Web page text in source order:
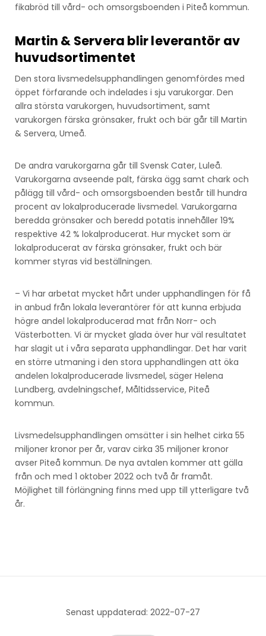
fikabröd till vård- och omsorgsboenden i Piteå kommun.
Martin & Servera blir leverantör av
huvudsortimentet
Den stora livsmedelsupphandlingen genomfördes med
öppet förfarande och indelades i sju varukorgar. Den
allra största varukorgen, huvudsortiment, samt
varukorgen färska grönsaker, frukt och bär går till Martin
& Servera, Umeå.
De andra varukorgarna går till Svensk Cater, Luleå.
Varukorgarna avseende palt, färska ägg samt chark och
pålägg till vård- och omsorgsboenden består till hundra
procent av lokalproducerade livsmedel. Varukorgarna
beredda grönsaker och beredd potatis innehåller 19%
respektive 42 % lokalproducerat. Hur mycket som är
lokalproducerat av färska grönsaker, frukt och bär
kommer styras vid beställningen.
– Vi har arbetat mycket hårt under upphandlingen för få
in anbud från lokala leverantörer för att kunna erbjuda
högre andel lokalproducerad mat från Norr- och
Västerbotten. Vi är mycket glada över hur väl resultatet
har slagit ut i våra separata upphandlingar. Det har varit
en större utmaning i den stora upphandlingen att öka
andelen lokalproducerade livsmedel, säger Helena
Lundberg, avdelningschef, Måltidsservice, Piteå
kommun.
Livsmedelsupphandlingen omsätter i sin helhet cirka 55
miljoner kronor per år, varav cirka 35 miljoner kronor
avser Piteå kommun. De nya avtalen kommer att gälla
från och med 1 oktober 2022 och två år framåt.
Möjlighet till förlängning finns med upp till ytterligare två
år.
Senast uppdaterad: 2022-07-27